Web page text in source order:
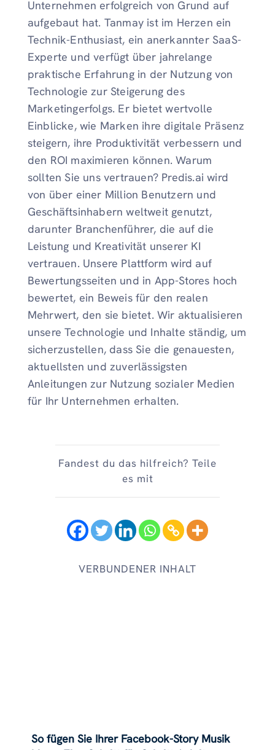
Unternehmen erfolgreich von Grund auf
aufgebaut hat. Tanmay ist im Herzen ein
Technik-Enthusiast, ein anerkannter SaaS-
Experte und verfügt über jahrelange
praktische Erfahrung in der Nutzung von
Technologie zur Steigerung des
Marketingerfolgs. Er bietet wertvolle
Einblicke, wie Marken ihre digitale Präsenz
steigern, ihre Produktivität verbessern und
den ROI maximieren können. Warum
sollten Sie uns vertrauen? Predis.ai wird
von über einer Million Benutzern und
Geschäftsinhabern weltweit genutzt,
darunter Branchenführer, die auf die
Leistung und Kreativität unserer KI
vertrauen. Unsere Plattform wird auf
Bewertungsseiten und in App-Stores hoch
bewertet, ein Beweis für den realen
Mehrwert, den sie bietet. Wir aktualisieren
unsere Technologie und Inhalte ständig, um
sicherzustellen, dass Sie die genauesten,
aktuellsten und zuverlässigsten
Anleitungen zur Nutzung sozialer Medien
für Ihr Unternehmen erhalten.
Fandest du das hilfreich? Teile
es mit
VERBUNDENER INHALT
So fügen Sie Ihrer Facebook-Story Musik